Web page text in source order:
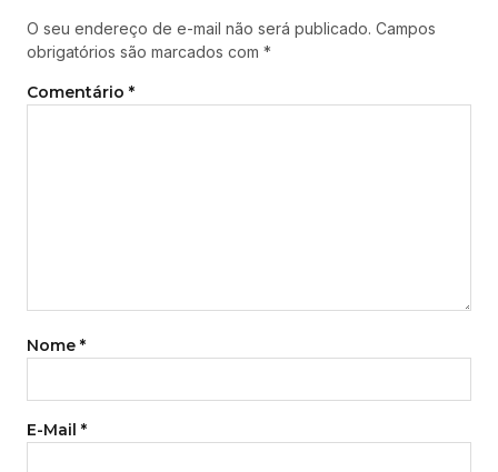
O seu endereço de e-mail não será publicado. Campos
obrigatórios são marcados com *
Comentário *
Nome *
E-Mail *